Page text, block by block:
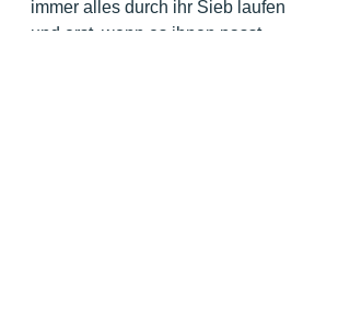
immer alles durch ihr Sieb laufen
und erst, wenn es ihnen passt,